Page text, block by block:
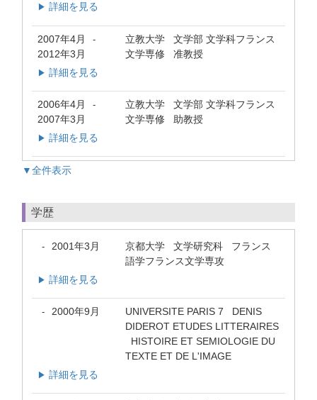
▶ 詳細を見る
2007年4月 -
2012年3月
立教大学 文学部 文学科フランス
文学専修 准教授
▶ 詳細を見る
2006年4月 -
2007年3月
立教大学 文学部 文学科フランス
文学専修 助教授
▶ 詳細を見る
▼全件表示
学歴
- 2001年3月
京都大学 文学研究科 フランス
語学フランス文学専攻
▶ 詳細を見る
- 2000年9月
UNIVERSITE PARIS 7 DENIS
DIDEROT ETUDES LITTERAIRES
HISTOIRE ET SEMIOLOGIE DU
TEXTE ET DE L'IMAGE
▶ 詳細を見る